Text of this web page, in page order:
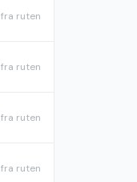
fra ruten
fra ruten
fra ruten
fra ruten